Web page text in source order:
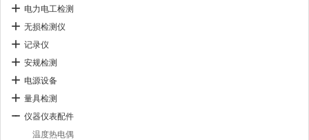
电力电工检测
无损检测仪
记录仪
安规检测
电源设备
量具检测
仪器仪表配件
温度热电偶